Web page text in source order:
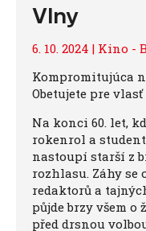
Vlny
6. 10. 2024 | Kino -
Kompromitujúca
Obetujete pre
Na konci 60. let,
rokenrol a
nastoupí starší z
rozhlasu. Záhy se
redaktorů a
půjde brzy všem
před drsnou